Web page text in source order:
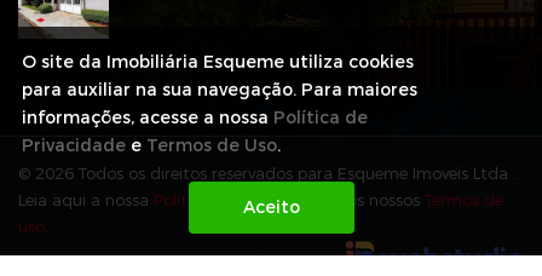
© 2026 Todos os direitos reservados para Esqueme Imoveis Ltda .
Leia aqui a nossa Política de Privacidade e os nossos Termos de
uso.
O site da Imobiliária Esqueme utiliza cookies
para auxiliar na sua navegação. Para maiores
informações, acesse a nossa Política de
Privacidade e Termos de Uso.